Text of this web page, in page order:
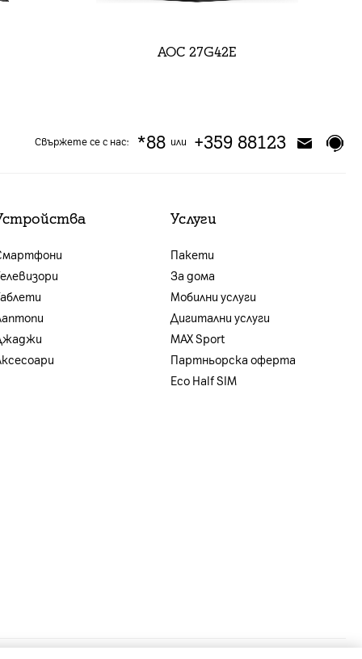
AOC 27G42E
Свържете се с нас: *88 или +359 88123
Услуги
Пакети
За дома
Мобилни услуги
Дигитални услуги
MAX Sport
Партньорска оферта
Eco Half SIM